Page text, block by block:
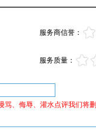
服务商信誉：
服务质量：
骂、侮辱、灌水点评我们将